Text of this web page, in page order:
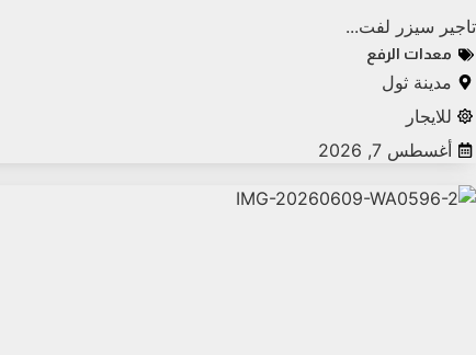
تاجير سيزر لفت...
معدات الرفع
مدينة ثول
للايجار
أغسطس 7, 2026